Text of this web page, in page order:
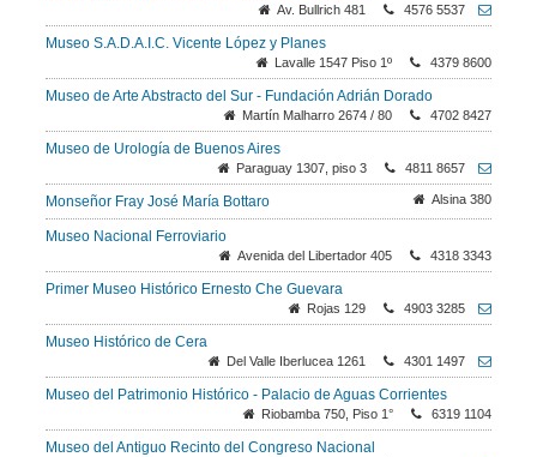
Av. Bullrich 481 4576 5537
Museo S.A.D.A.I.C. Vicente López y Planes
Lavalle 1547 Piso 1º 4379 8600
Museo de Arte Abstracto del Sur - Fundación Adrián Dorado
Martín Malharro 2674 / 80 4702 8427
Museo de Urología de Buenos Aires
Paraguay 1307, piso 3 4811 8657
Monseñor Fray José María Bottaro Alsina 380
Museo Nacional Ferroviario
Avenida del Libertador 405 4318 3343
Primer Museo Histórico Ernesto Che Guevara
Rojas 129 4903 3285
Museo Histórico de Cera
Del Valle Iberlucea 1261 4301 1497
Museo del Patrimonio Histórico - Palacio de Aguas Corrientes
Riobamba 750, Piso 1° 6319 1104
Museo del Antiguo Recinto del Congreso Nacional